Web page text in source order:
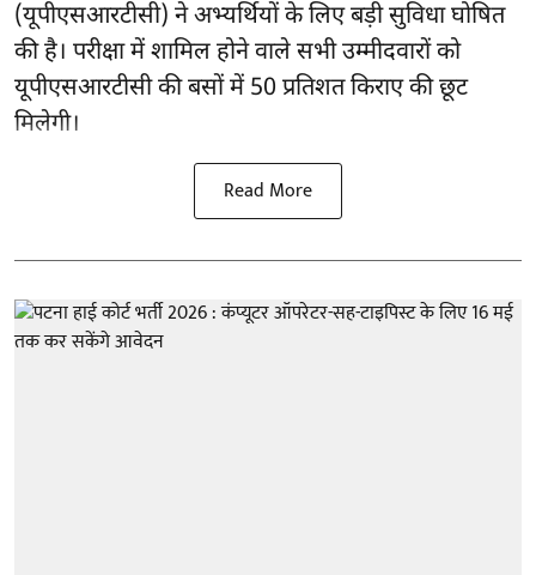
(यूपीएसआरटीसी) ने अभ्यर्थियों के लिए बड़ी सुविधा घोषित
की है। परीक्षा में शामिल होने वाले सभी उम्मीदवारों को
यूपीएसआरटीसी की बसों में 50 प्रतिशत किराए की छूट
मिलेगी।
Read More